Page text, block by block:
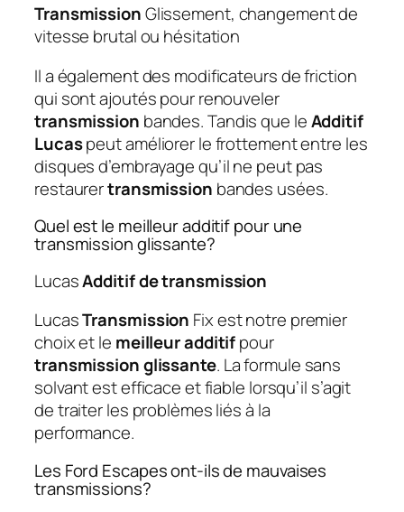
TransmissionGlissement, changement de
vitesse brutal ou hésitation
Il a également des modificateurs de friction
qui sont ajoutés pour renouveler
transmission bandes. Tandis que leAdditif
Lucaspeut améliorer le frottement entre les
disques d’embrayage qu’il ne peut pas
restaurertransmission bandes usées.
Quel est le meilleur additif pour une
transmission glissante?
LucasAdditif de transmission
LucasTransmission Fix est notre premier
choix et le meilleur additifpour
transmission glissante. La formule sans
solvant est efficace et fiable lorsqu’il s’agit
de traiter les problèmes liés à la
performance.
Les Ford Escapes ont-ils de mauvaises
transmissions?